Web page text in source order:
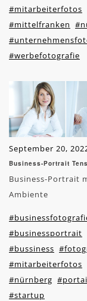
#mitarbeiterfotos
#mittelfranken
#werbefotografie
September 20,
Business-Portrait
Business-Portrait
Ambiente
#businessportrait
#bussiness
#mitarbeiterfotos
#nürnberg
#startup